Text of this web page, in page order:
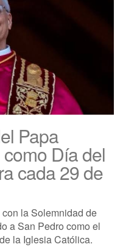
Papa
Día del
cada 29 de
la Solemnidad de
a San Pedro como el
la Iglesia Católica.